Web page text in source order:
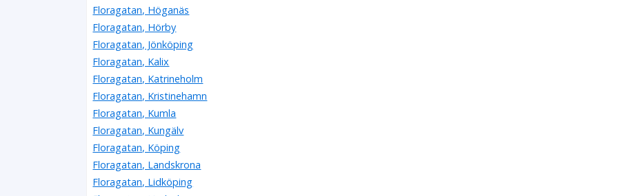
Floragatan, Höganäs
Floragatan, Hörby
Floragatan, Jönköping
Floragatan, Kalix
Floragatan, Katrineholm
Floragatan, Kristinehamn
Floragatan, Kumla
Floragatan, Kungälv
Floragatan, Köping
Floragatan, Landskrona
Floragatan, Lidköping